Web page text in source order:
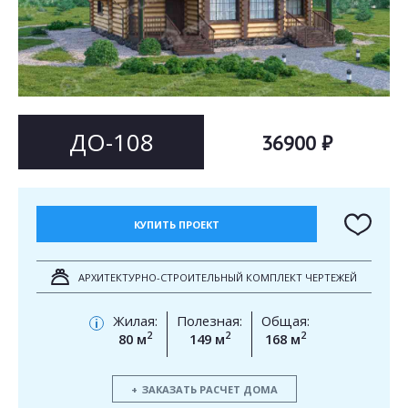
ДО-108 36900 ₽
КУПИТЬ ПРОЕКТ
АРХИТЕКТУРНО-СТРОИТЕЛЬНЫЙ КОМПЛЕКТ ЧЕРТЕЖЕЙ
i
Жилая:
80 м2
Полезная:
149 м2
Общая:
168 м2
ЗАКАЗАТЬ РАСЧЕТ ДОМА
Согласен на обработку персональных данных
ОТПРАВИТЬ
Согласен на обработку персональных данных
This site is protected by reCAPTCHA and the GooglePrivacy PolicyandTerms of Service
apply.